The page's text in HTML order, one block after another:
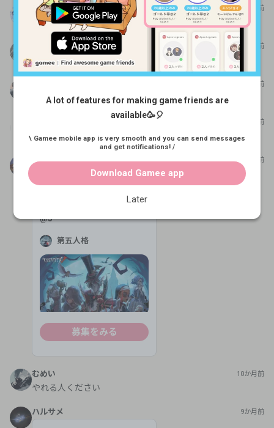
楼莉 11か月前
お邪魔します！よろしくお願いします‼️
10か月前
誰か遊びましょう！！
10か月前
グループ参加失礼します。よろしくお願いします🙇
10か月前
クラン募集してます。 興味ある方は連絡下さい。
青マシュマロ 10か月前
@3
第五人格
募集をみる
むめい 10か月前
やれる人ください
ハルサメ 9か月前
A lot of features for making game friends are
available🥳🎈
\ Gamee mobile app is very smooth and you can send messages
and get notifications! /
Download Gamee app
Later